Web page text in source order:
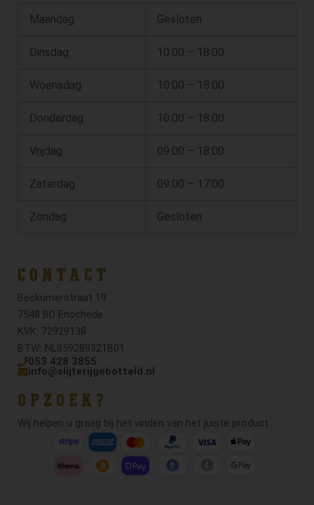
Maandag Gesloten
Dinsdag 10:00 – 18:00
Woensdag 10:00 – 18:00
Donderdag 10:00 – 18:00
Vrijdag 09:00 – 18:00
Zaterdag 09:00 – 17:00
Zondag Gesloten
CONTACT
Beckumerstraat 19
7548 BD Enschede
KVK: 72929138
BTW: NL859289321B01
053 428 3855
info@slijterijgebotteld.nl
OPZOEK?
Wij helpen u graag bij het vinden van het juiste product.